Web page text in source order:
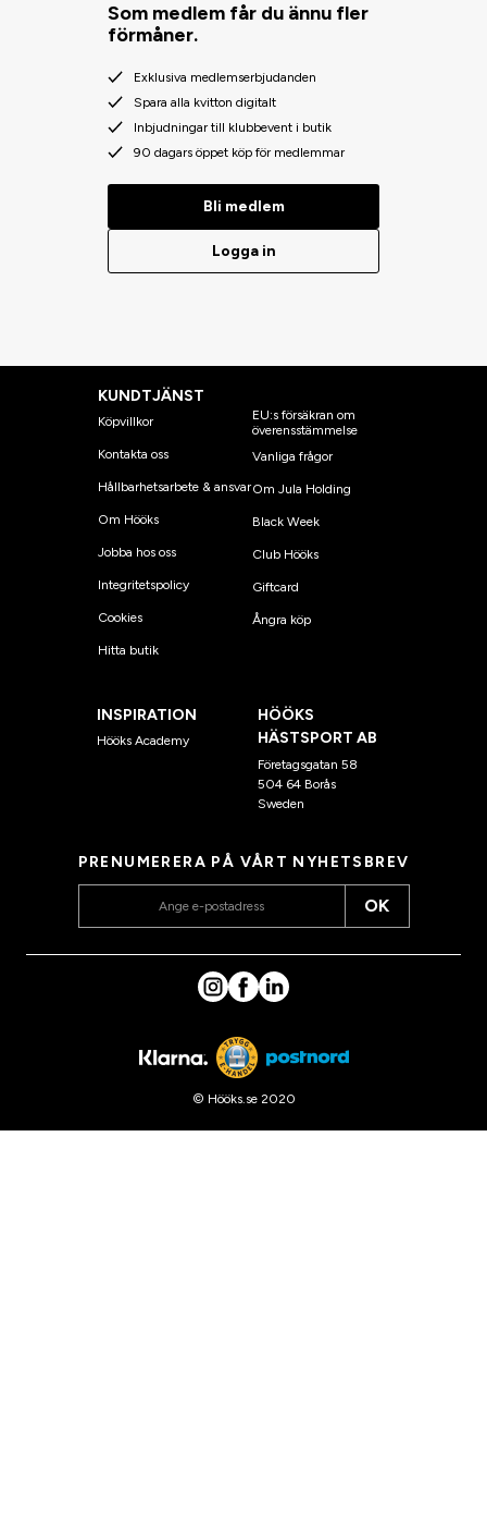
Som medlem får du ännu fler
förmåner.
Exklusiva medlemserbjudanden
Spara alla kvitton digitalt
Inbjudningar till klubbevent i butik
90 dagars öppet köp för medlemmar
Bli medlem
Logga in
KUNDTJÄNST
Köpvillkor
Kontakta oss
Hållbarhetsarbete & ansvar
Om Hööks
Jobba hos oss
Integritetspolicy
Cookies
Hitta butik
EU:s försäkran om
överensstämmelse
Vanliga frågor
Om Jula Holding
Black Week
Club Hööks
Giftcard
Ångra köp
INSPIRATION
Hööks Academy
HÖÖKS
HÄSTSPORT AB
Företagsgatan 58
504 64 Borås
Sweden
PRENUMERERA PÅ VÅRT NYHETSBREV
OK
© Hööks.se 2020